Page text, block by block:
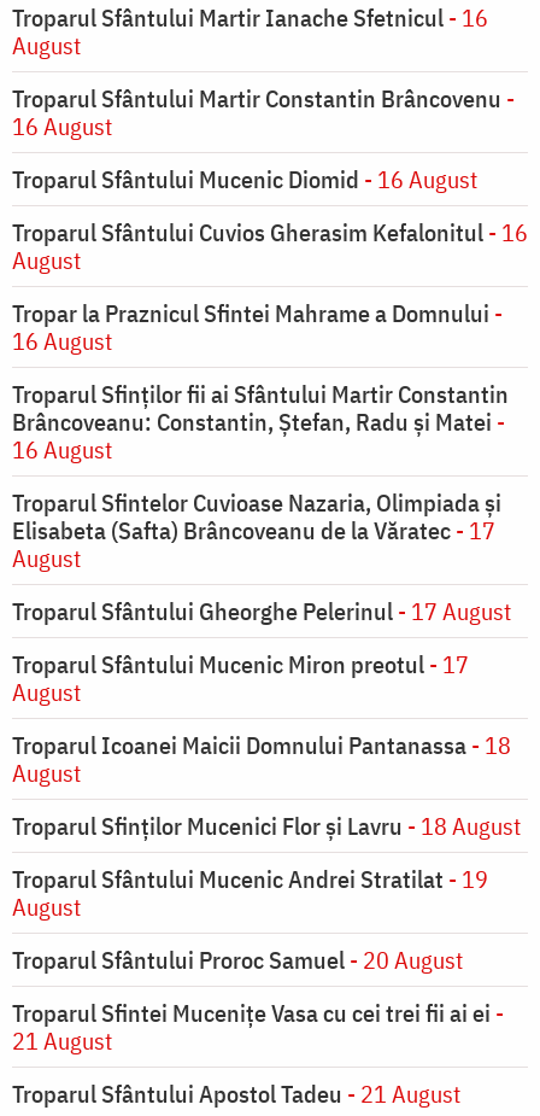
Troparul Sfântului Martir Ianache Sfetnicul- 16
August
Troparul Sfântului Martir Constantin Brâncovenu -
16 August
Troparul Sfântului Mucenic Diomid - 16 August
Troparul Sfântului Cuvios Gherasim Kefalonitul- 16
August
Tropar la Praznicul Sfintei Mahrame a Domnului -
16 August
Troparul Sfinților fii ai Sfântului Martir Constantin
Brâncoveanu: Constantin, Ștefan, Radu și Matei -
16 August
Troparul Sfintelor Cuvioase Nazaria, Olimpiada și
Elisabeta (Safta) Brâncoveanu de la Văratec- 17
August
Troparul Sfântului Gheorghe Pelerinul- 17 August
Troparul Sfântului Mucenic Miron preotul- 17
August
Troparul Icoanei Maicii Domnului Pantanassa- 18
August
Troparul Sfinţilor Mucenici Flor şi Lavru - 18 August
Troparul Sfântului Mucenic Andrei Stratilat - 19
August
Troparul Sfântului Proroc Samuel- 20 August
Troparul Sfintei Muceniţe Vasa cu cei trei fii ai ei -
21 August
Troparul Sfântului Apostol Tadeu - 21 August